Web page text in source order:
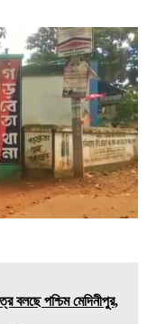
পশ্চিম মেদিনীপুর,